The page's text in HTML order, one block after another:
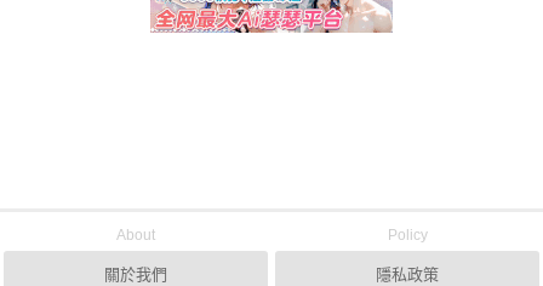
About
關於我們
Policy
隱私政策